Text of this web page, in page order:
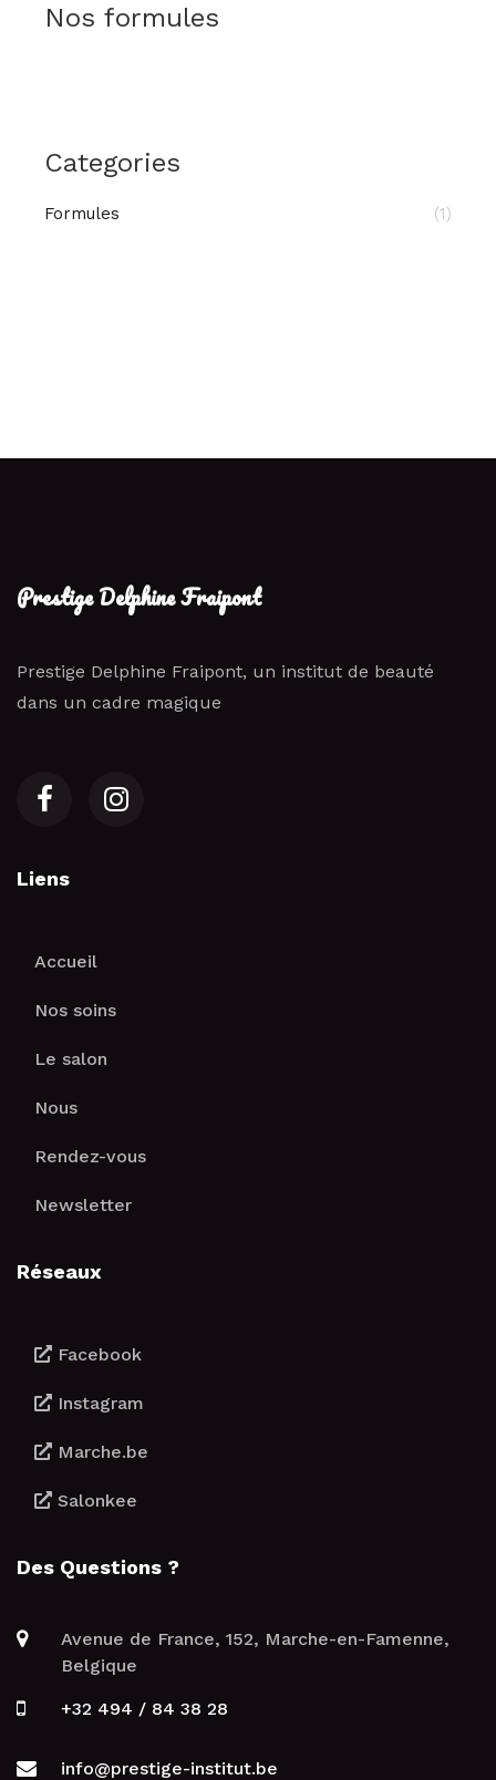
Nos formules
Categories
Formules (1)
Prestige Delphine Fraipont
Prestige Delphine Fraipont, un institut de beauté
dans un cadre magique
Liens
Accueil
Nos soins
Le salon
Nous
Rendez-vous
Newsletter
Réseaux
Facebook
Instagram
Marche.be
Salonkee
Des Questions ?
Avenue de France, 152, Marche-en-Famenne,
Belgique
+32 494 / 84 38 28
info@prestige-institut.be